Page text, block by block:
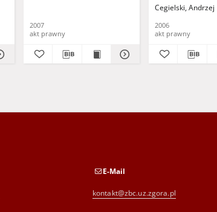
Uniwersytetu
Zielonogórskiego
2007
akt prawny
grudnia 2006
nadanie tytułu
honoris causa
hab. Julianowi
Cegielski, Andrzej
2006
akt prawny
E-Mail
kontakt@zbc.uz.zgora.pl